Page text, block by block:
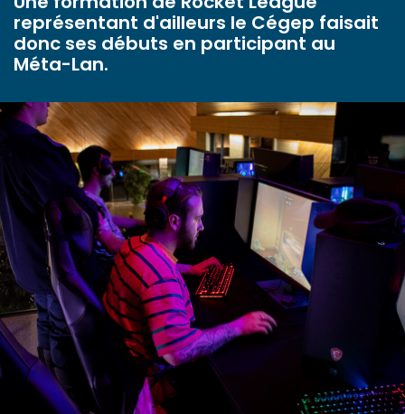
représentant d'ailleurs le Cégep faisait
donc ses débuts en participant au
Méta-Lan.